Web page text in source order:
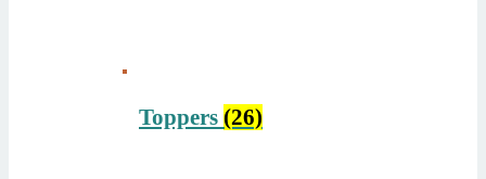
Toppers (26)